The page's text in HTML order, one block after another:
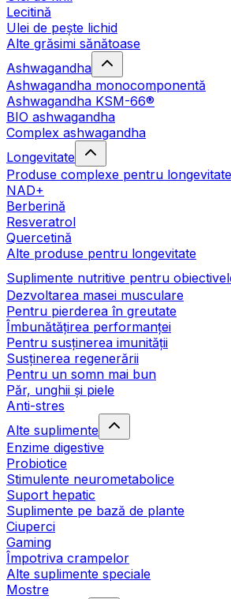
Lecitină
Ulei de pește lichid
Alte grăsimi sănătoase
Ashwagandha
Ashwagandha monocomponentă
Ashwagandha KSM-66®
BIO ashwagandha
Complex ashwagandha
Longevitate
Produse complexe pentru longevitate
NAD+
Berberină
Resveratrol
Quercetină
Alte produse pentru longevitate
Suplimente nutritive pentru
Dezvoltarea masei musculare
Pentru pierderea în greutate
Îmbunătățirea performanței
Pentru susținerea imunității
Susținerea regenerării
Pentru un somn mai bun
Păr, unghii și piele
Anti-stres
Alte suplimente
Enzime digestive
Probiotice
Stimulente neurometabolice
Suport hepatic
Suplimente pe bază de plante
Ciuperci
Gaming
Împotriva crampelor
Alte suplimente speciale
Mostre